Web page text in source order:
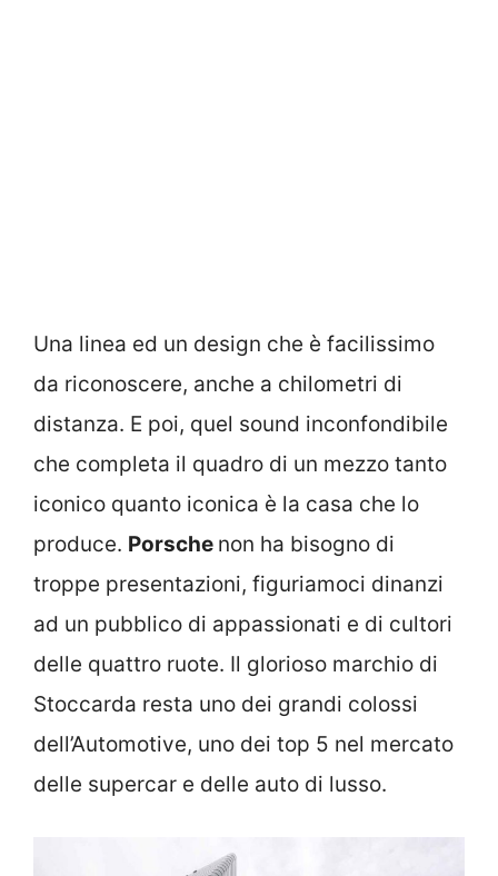
Una linea ed un design che è facilissimo
da riconoscere, anche a chilometri di
distanza. E poi, quel sound inconfondibile
che completa il quadro di un mezzo tanto
iconico quanto iconica è la casa che lo
produce. Porsche non ha bisogno di
troppe presentazioni, figuriamoci dinanzi
ad un pubblico di appassionati e di cultori
delle quattro ruote. Il glorioso marchio di
Stoccarda resta uno dei grandi colossi
dell’Automotive, uno dei top 5 nel mercato
delle supercar e delle auto di lusso.